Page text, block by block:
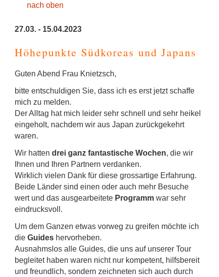
nach oben
27.03. - 15.04.2023
Höhepunkte Südkoreas und Japans
Guten Abend Frau Knietzsch,
bitte entschuldigen Sie, dass ich es erst jetzt schaffe
mich zu melden.
Der Alltag hat mich leider sehr schnell und sehr heikel
eingeholt, nachdem wir aus Japan zurückgekehrt
waren.
Wir hatten drei ganz fantastische Wochen, die wir
Ihnen und Ihren Partnern verdanken.
Wirklich vielen Dank für diese grossartige Erfahrung.
Beide Länder sind einen oder auch mehr Besuche
wert und das ausgearbeitete Programm war sehr
eindrucksvoll.
Um dem Ganzen etwas vorweg zu greifen möchte ich
die Guides hervorheben.
Ausnahmslos alle Guides, die uns auf unserer Tour
begleitet haben waren nicht nur kompetent, hilfsbereit
und freundlich, sondern zeichneten sich auch durch